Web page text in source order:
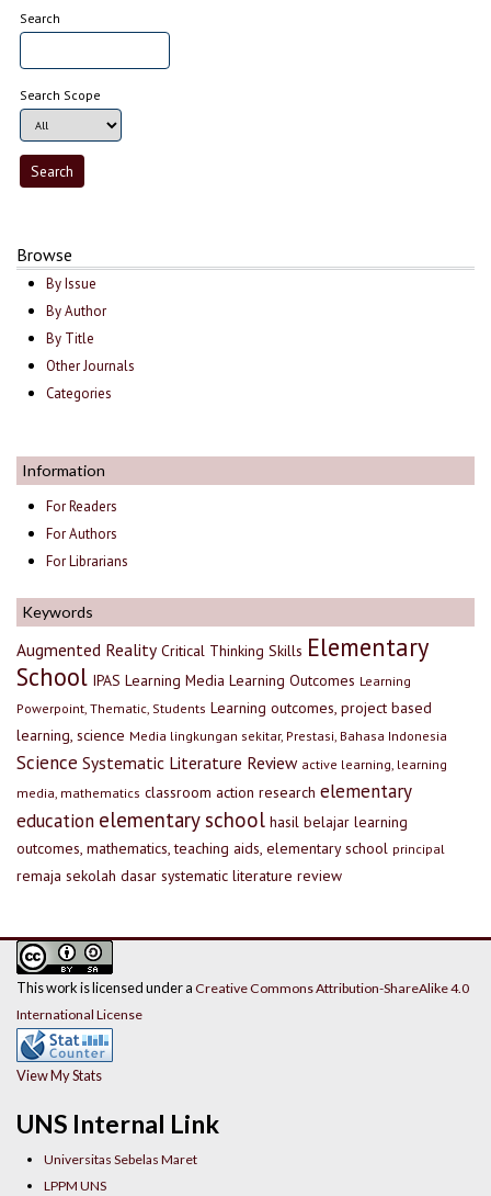
Search
Search Scope
Browse
By Issue
By Author
By Title
Other Journals
Categories
Information
For Readers
For Authors
For Librarians
Keywords
Augmented Reality Critical Thinking Skills Elementary
School IPAS Learning Media Learning Outcomes Learning
Powerpoint, Thematic, Students Learning outcomes, project based
learning, science Media lingkungan sekitar, Prestasi, Bahasa Indonesia
Science Systematic Literature Review active learning, learning
media, mathematics classroom action research elementary
education elementary school hasil belajar learning
outcomes, mathematics, teaching aids, elementary school principal
remaja sekolah dasar systematic literature review
UNS Internal Link
Universitas Sebelas Maret
LPPM UNS
This work is licensed under a Creative Commons Attribution-ShareAlike 4.0
International License
View My Stats